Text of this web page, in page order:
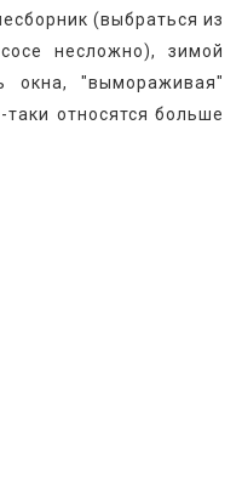
(выбраться из
несложно), зимой
окна, "вымораживая"
относятся больше